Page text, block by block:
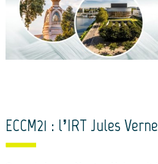
ECCM21 : l’IRT Jules